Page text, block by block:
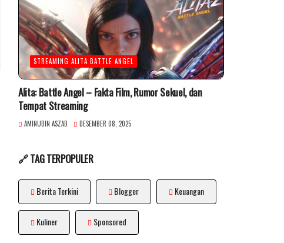
STREAMING ALITA BATTLE ANGEL
Alita: Battle Angel – Fakta Film, Rumor Sekuel, dan
Tempat Streaming
AMINUDIN ASZAD DESEMBER 08, 2025
🔗 TAG TERPOPULER
Berita Terkini Blogger Keuangan
Kuliner Sponsored